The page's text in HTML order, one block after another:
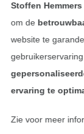
Stoffen Hemmers
om de
website te
ervaring te
Zie voor meer